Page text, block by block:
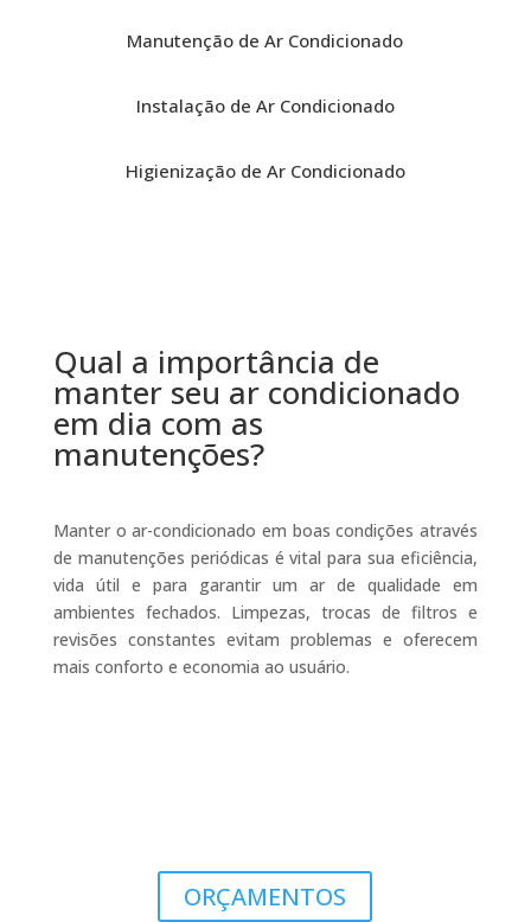
Manutenção de Ar Condicionado
Instalação de Ar Condicionado
Higienização de Ar Condicionado
Qual a importância de
manter seu ar condicionado
em dia com as
manutenções?
Manter o ar-condicionado em boas condições através
de manutenções periódicas é vital para sua eficiência,
vida útil e para garantir um ar de qualidade em
ambientes fechados. Limpezas, trocas de filtros e
revisões constantes evitam problemas e oferecem
mais conforto e economia ao usuário.
ORÇAMENTOS